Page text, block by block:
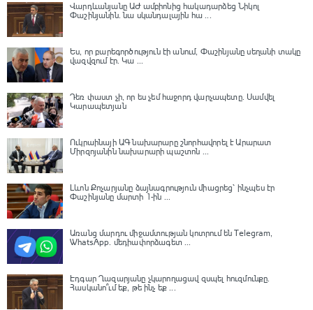
Վարդևանյանը ԱԺ ամբիոնից հակադարձեց Նիկոլ
Փաշինյանին․ նա սկանդալային հա ...
Ես, որ բարեգործություն էի անում, Փաշինյանը սեղանի տակը
վազվզում էր․ Կա ...
Դեռ փաստ չի, որ ես չեմ հաջորդ վարչապետը․ Սամվել
Կարապետյան
Ուկրաինայի ԱԳ նախարարը շնորհավորել է Արարատ
Միրզոյանին նախարարի պաշտոն ...
Լևոն Քոչարյանը ձայնագրություն միացրեց՝ ինչպես էր
Փաշինյանը մարտի 1-ին ...
Առանց մարդու միջամտության կոտրում են Telegram,
WhatsApp․ մեդիափորձագետ ...
Էդգար Ղազարյանը չկարողացավ զսպել հուզմունքը.
Հասկանո՞ւմ եք, թե ինչ եք ...